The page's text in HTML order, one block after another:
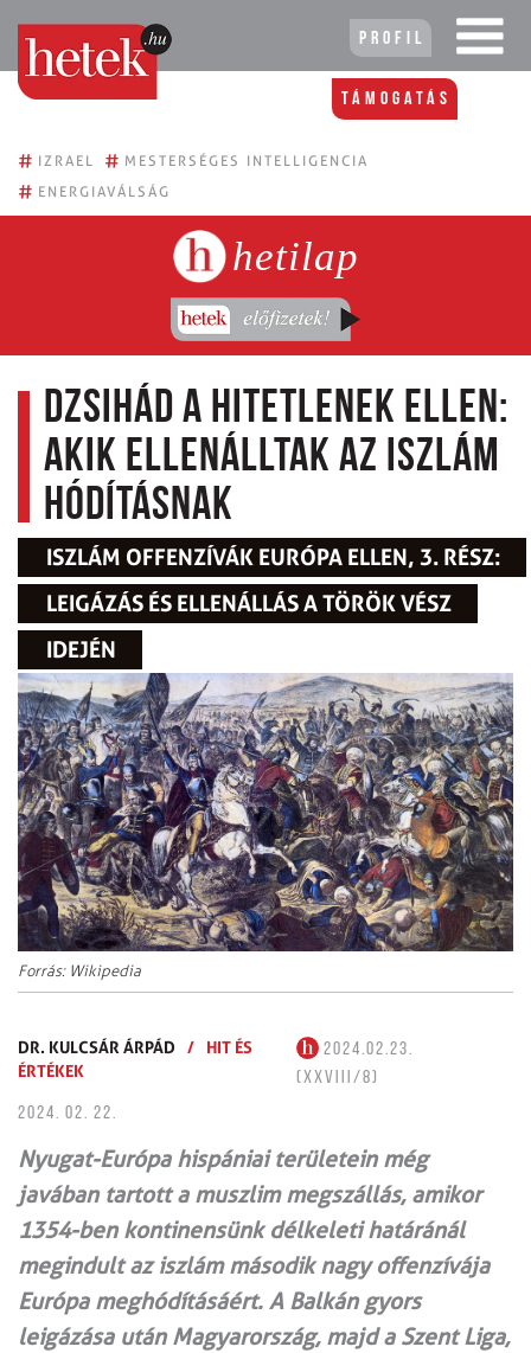
Profil
Támogatás
# IZRAEL # MESTERSÉGES INTELLIGENCIA
# ENERGIAVÁLSÁG
hetilap
Dzsihád a hitetlenek ellen:
akik ellenálltak az iszlám
hódításnak
ISZLÁM OFFENZÍVÁK EURÓPA ELLEN, 3. RÉSZ:
LEIGÁZÁS ÉS ELLENÁLLÁS A TÖRÖK VÉSZ
IDEJÉN
Forrás: Wikipedia
DR. KULCSÁR ÁRPÁD /
HIT ÉS
ÉRTÉKEK
2024.02.23.
(XXVIII/8)
2024. 02. 22.
Nyugat-Európa hispániai területein még
javában tartott a muszlim megszállás, amikor
1354-ben kontinensünk délkeleti határánál
megindult az iszlám második nagy offenzívája
Európa meghódításáért. A Balkán gyors
leigázása után Magyarország, majd a Szent Liga,